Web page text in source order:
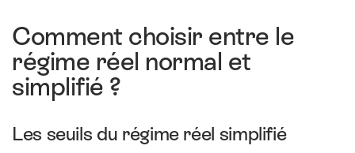
Comment choisir entre le
régime réel normal et
simplifié ?
Les seuils du régime réel simplifié